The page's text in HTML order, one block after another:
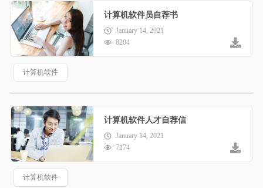
计算机软件员自荐书
January 14, 2021
8204
计算机软件
计算机软件人才自荐信
January 14, 2021
7174
计算机软件